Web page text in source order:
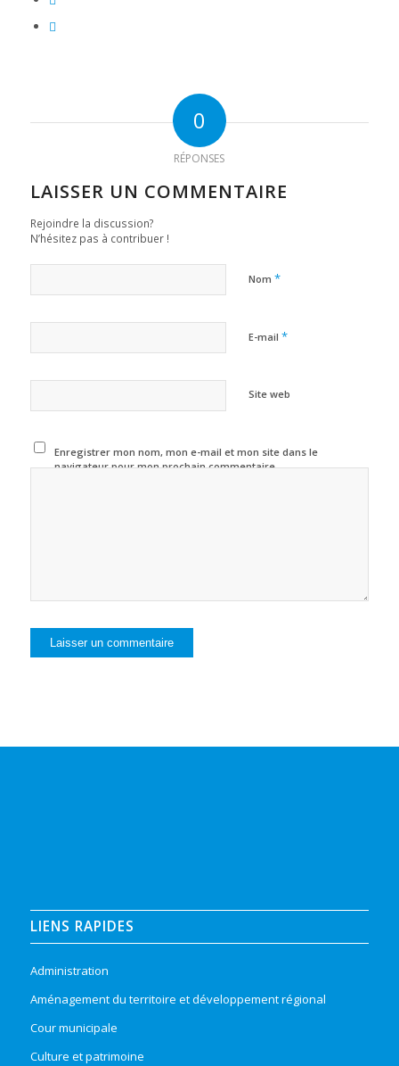
0
RÉPONSES
LAISSER UN COMMENTAIRE
Rejoindre la discussion?
N’hésitez pas à contribuer !
Nom *
E-mail *
Site web
Enregistrer mon nom, mon e-mail et mon site dans le
navigateur pour mon prochain commentaire.
LIENS RAPIDES
Administration
Aménagement du territoire et développement régional
Cour municipale
Culture et patrimoine